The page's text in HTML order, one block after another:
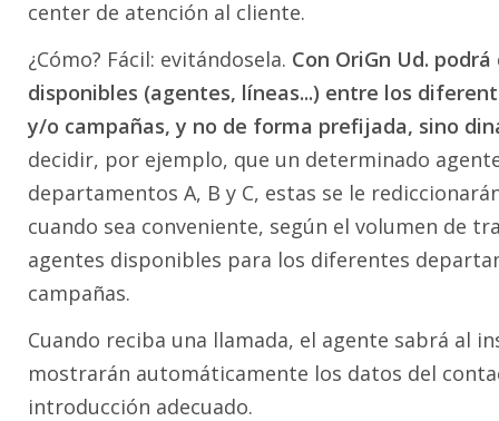
center de atención al cliente.
¿Cómo? Fácil: evitándosela. Con OriGn Ud.
disponibles (agentes, líneas...) entre los
y/o campañas, y no de forma prefijada, sino
decidir, por ejemplo, que un determinado
departamentos A, B y C, estas se le
cuando sea conveniente, según el volumen de
agentes disponibles para los diferentes
campañas.
Cuando reciba una llamada, el agente sabrá al
mostrarán automáticamente los datos del
introducción adecuado.